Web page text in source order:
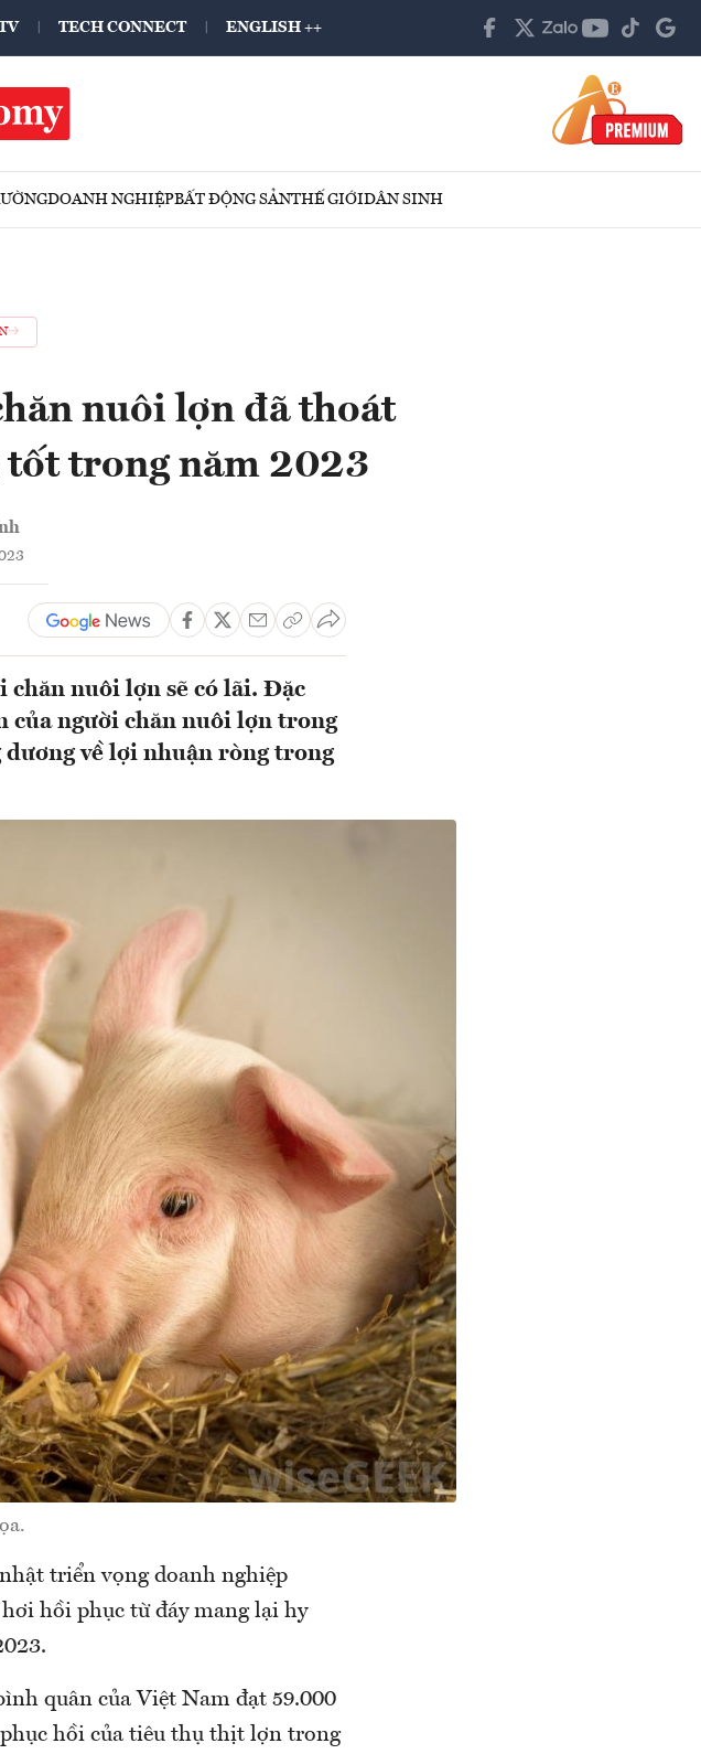
TECH CONNECT ENGLISH ++
DOANH NGHIỆPBẤT ĐỘNG SẢNTHẾ GIỚIDÂN SINH
nuôi lợn đã thoát
tốt trong năm 2023
nuôi lợn sẽ có lãi. Đặc
của người chăn nuôi lợn trong
về lợi nhuận ròng trong
triển vọng doanh nghiệp
hồi phục từ đáy mang lại hy
quân của Việt Nam đạt 59.000
hồi của tiêu thụ thịt lợn trong